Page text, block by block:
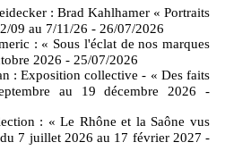
: Brad Kahlhamer « Portraits
09 au 7/11/26 - 26/07/2026
: « Sous l'éclat de nos marques
2026 - 25/07/2026
: Exposition collective - « Des faits
au 19 décembre 2026
-
: « Le Rhône et la Saône vus
7 juillet 2026 au 17 février 2027 -